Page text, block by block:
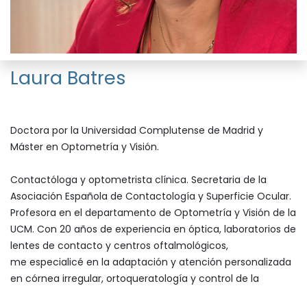
Laura Batres
Doctora por la Universidad Complutense de Madrid y
Máster en Optometría y Visión.
Contactóloga y optometrista clínica. Secretaria de la
Asociación Española de Contactología y Superficie Ocular.
Profesora en el departamento de Optometría y Visión de la
UCM. Con 20 años de experiencia en óptica, laboratorios de
lentes de contacto y centros oftalmológicos,
me especialicé en la adaptación y atención personalizada
en córnea irregular, ortoqueratología y control de la